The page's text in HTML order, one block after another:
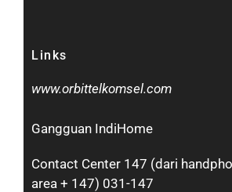
Links
www.orbittelkomsel.com
Gangguan IndiHome
Contact Center 147 (dari
area + 147) 031-147